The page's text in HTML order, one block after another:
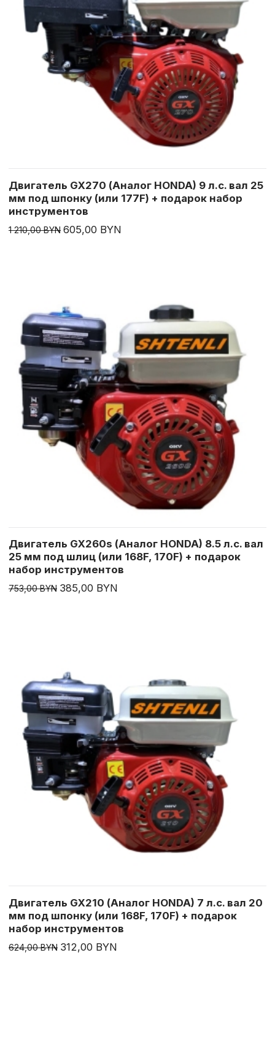
Двигатель GX270 (Аналог HONDA) 9 л.с. вал 25
мм под шпонку (или 177F) + подарок набор
инструментов
1 210,00 BYN 605,00 BYN
Двигатель GX260s (Аналог HONDA) 8.5 л.с. вал
25 мм под шлиц (или 168F, 170F) + подарок
набор инструментов
753,00 BYN 385,00 BYN
Двигатель GX210 (Аналог HONDA) 7 л.с. вал 20
мм под шпонку (или 168F, 170F) + подарок
набор инструментов
624,00 BYN 312,00 BYN